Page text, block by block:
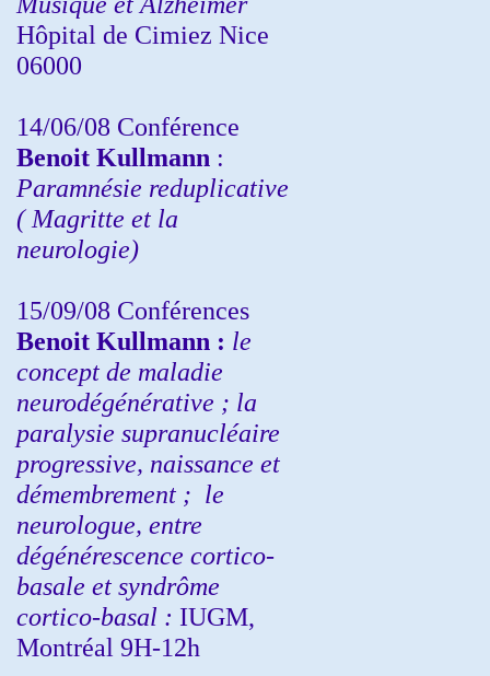
Hôpital de Cimiez Nice
06000
14/06/08 Conférence
Benoit Kullmann :
Paramnésie reduplicative
( Magritte et la
neurologie)
15/09/08 Conférences
Benoit Kullmann : le
concept de maladie
neurodégénérative ; la
paralysie supranucléaire
progressive, naissance et
démembrement ; le
neurologue, entre
dégénérescence cortico-
basale et syndrôme
cortico-basal : IUGM,
Montréal 9H-12h